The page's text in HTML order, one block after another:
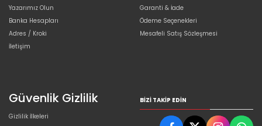
Yazarımız Olun
Banka Hesapları
Adres / Kroki
İletişim
Garanti & İade
Ödeme Seçenekleri
Mesafeli Satış Sözleşmesi
Güvenlik Gizlilik
Gizlilik İlkeleri
BIZI TAKIP EDIN